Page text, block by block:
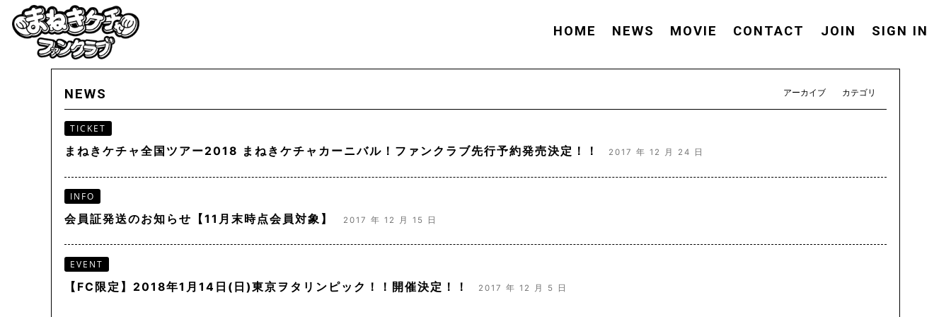
HOME NEWS MOVIE CONTACT JOIN SIGN IN
NEWS カテゴリ
アーカイブ
TICKET
まねきケチャ全国ツアー2018 まねきケチャカーニバル！ファンクラブ先行予約発売決定！！ 2017 年 12 月 24 日
INFO
会員証発送のお知らせ【11月末時点会員対象】 2017 年 12 月 15 日
EVENT
【FC限定】2018年1月14日(日)東京ヲタリンピック！！開催決定！！ 2017 年 12 月 5 日